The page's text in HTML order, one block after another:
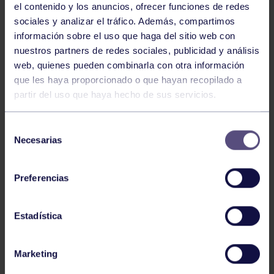
el contenido y los anuncios, ofrecer funciones de redes
sociales y analizar el tráfico. Además, compartimos
información sobre el uso que haga del sitio web con
nuestros partners de redes sociales, publicidad y análisis
web, quienes pueden combinarla con otra información
que les haya proporcionado o que hayan recopilado a
partir del uso que haya hecho de sus servicios.
Necesarias
Preferencias
Estadística
Marketing
Revuelta. Estas intervenciones, impulsadas con el fin
de mejorar la seguridad y el estado de la vía, podrían
generar alteraciones en el acceso al Grupodurante el
periodo de los trabajos.
¿Cómo afectarán estas obras al acceso al Grupo?
Aunque los detalles específicos aún están por
concretarse, se recomienda a todos los usuarios estar
atentos a los próximos comunicados que se emitirán a
proporcionará información actualizada sobre cómo
las obras podrían influir en el acceso y las posibles